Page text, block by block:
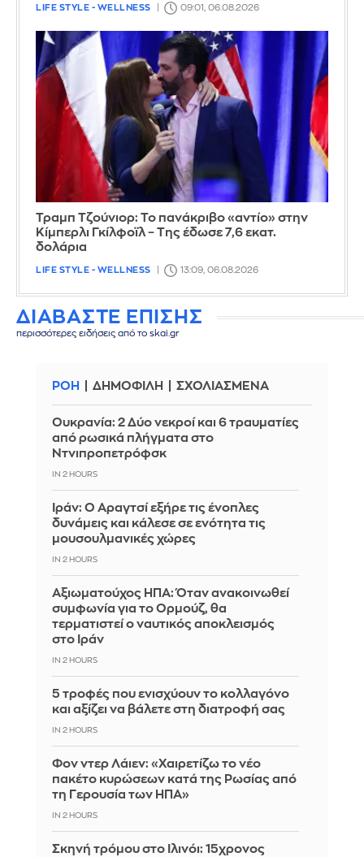
LIFE STYLE - WELLNESS 09:01, 06.08.2026
Τραμπ Τζούνιορ: Το πανάκριβο «αντίο» στην
Κίμπερλι Γκίλφοϊλ – Της έδωσε 7,6 εκατ.
δολάρια
LIFE STYLE - WELLNESS 13:09, 06.08.2026
ΔΙΑΒΑΣΤΕ ΕΠΙΣΗΣ
περισσότερες ειδήσεις από το skai.gr
ΡΟΗ ΔΗΜΟΦΙΛΗ ΣΧΟΛΙΑΣΜΕΝΑ
Ουκρανία: 2 Δύο νεκροί και 6 τραυματίες
από ρωσικά πλήγματα στο
Ντνιπροπετρόφσκ
IN 2 HOURS
Ιράν: Ο Αραγτσί εξήρε τις ένοπλες
δυνάμεις και κάλεσε σε ενότητα τις
μουσουλμανικές χώρες
IN 2 HOURS
Αξιωματούχος ΗΠΑ: Όταν ανακοινωθεί
συμφωνία για το Ορμούζ, θα
τερματιστεί ο ναυτικός αποκλεισμός
στο Ιράν
IN 2 HOURS
5 τροφές που ενισχύουν το κολλαγόνο
και αξίζει να βάλετε στη διατροφή σας
IN 2 HOURS
Φον ντερ Λάιεν: «Χαιρετίζω το νέο
πακέτο κυρώσεων κατά της Ρωσίας από
τη Γερουσία των ΗΠΑ»
IN 2 HOURS
Σκηνή τρόμου στο Ιλινόι: 15χρονος